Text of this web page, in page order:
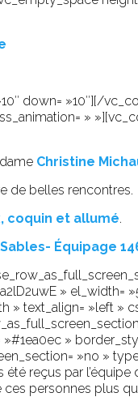
down= »10″][/
»
Christine
de belles rencontres.
coquin et allumé.
Équipage
» el_width=
text_align= »left »
»
»no »
été reçus par l’équipe
personnes plus